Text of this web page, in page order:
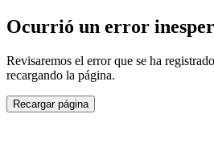
Ocurrió un error
Revisaremos el error que se ha
recargando la página.
Recargar página